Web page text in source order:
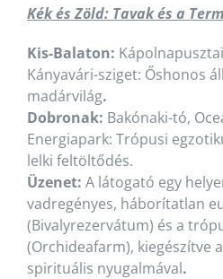
Kék és Zöld: Tavak és a
Kis-Balaton:
Kányavári-sziget: Őshonos
madárvilág.
Dobronak: Bakónaki-tó,
Energiapark: Trópusi
lelki feltöltődés.
Üzenet: A látogató egy
vadregényes, háborítatlan
(Bivalyrezervátum) és a
(Orchideafarm), kiegészítve
spirituális nyugalmával.